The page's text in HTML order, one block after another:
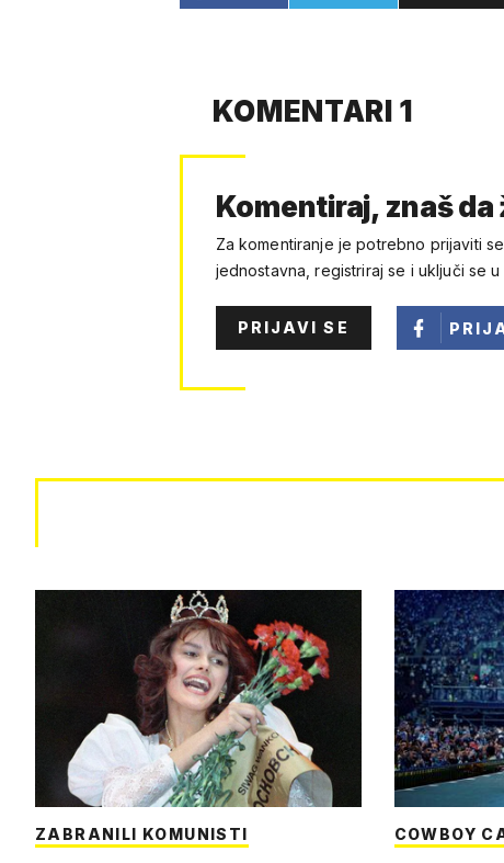
KOMENTARI 1
Komentiraj, znaš da
Za komentiranje je potrebno prijaviti
jednostavna, registriraj se i uključi se u
PRIJAVI SE
ZABRANILI KOMUNISTI COWBOY